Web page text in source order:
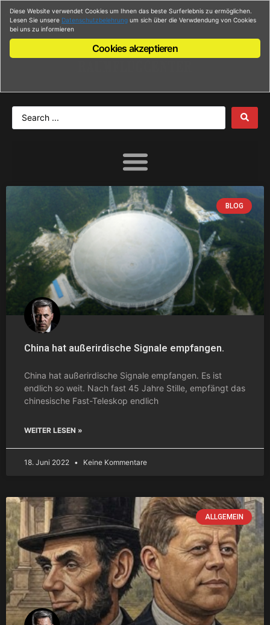
Anmelden
BLOG
China hat außerirdische Signale empfangen.
China hat außerirdische Signale empfangen. Es ist
endlich so weit. Nach fast 45 Jahre Stille, empfängt das
chinesische Fast-Teleskop endlich
WEITER LESEN »
18. Juni 2022 Keine Kommentare
ALLGEMEIN
Diese Website verwendet Cookies um Ihnen das beste Surferlebnis zu ermöglichen.
Lesen Sie unsere Datenschutzbelehrung um sich über die Verwdendung von Cookies
bei uns zu informieren
Cookies akzeptieren